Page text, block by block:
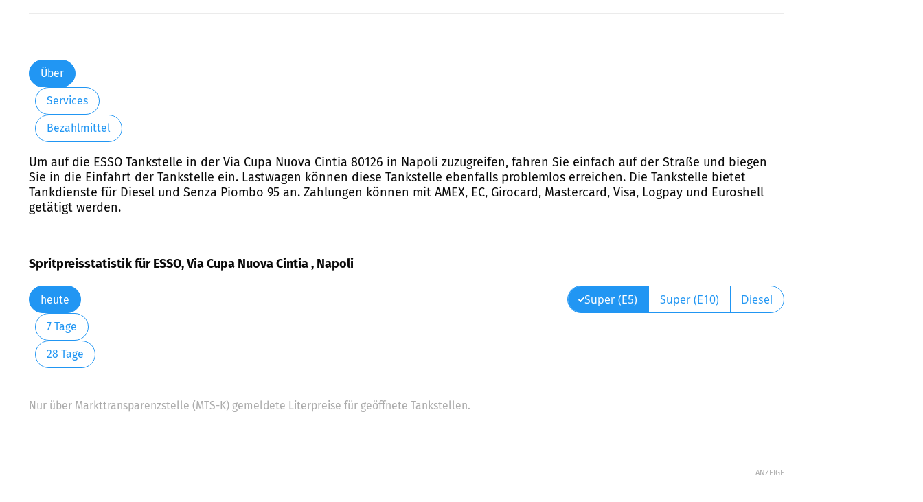
Über
Services
Bezahlmittel
Um auf die ESSO Tankstelle in der Via Cupa Nuova Cintia 80126 in Napoli zuzugreifen, fahren Sie einfach auf der Straße und biegen
Sie in die Einfahrt der Tankstelle ein. Lastwagen können diese Tankstelle ebenfalls problemlos erreichen. Die Tankstelle bietet
Tankdienste für Diesel und Senza Piombo 95 an. Zahlungen können mit AMEX, EC, Girocard, Mastercard, Visa, Logpay und Euroshell
getätigt werden.
Spritpreisstatistik für ESSO, Via Cupa Nuova Cintia , Napoli
heute
7 Tage
28 Tage
Super (E5) Super (E10) Diesel
Nur über Markttransparenzstelle (MTS-K) gemeldete Literpreise für geöffnete Tankstellen.
ANZEIGE